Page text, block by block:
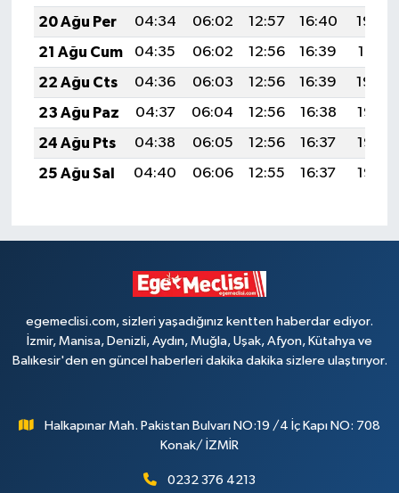
20 Ağu Per
04:34 06:02 12:57 16:40
19:42
21 Ağu Cum
04:35 06:02 12:56 16:39
19:41
22 Ağu Cts
04:36 06:03 12:56 16:39
19:39
23 Ağu Paz
04:37 06:04 12:56 16:38
19:38
24 Ağu Pts
04:38 06:05 12:56 16:37
19:37
25 Ağu Sal
04:40 06:06 12:55 16:37 19:35
egemeclisi.com, sizleri yaşadığınız kentten haberdar ediyor.
İzmir, Manisa, Denizli, Aydın, Muğla, Uşak, Afyon, Kütahya ve
Balıkesir'den en güncel haberleri dakika dakika sizlere ulaştırıyor.
Halkapınar Mah. Pakistan Bulvarı NO:19 /4 İç Kapı NO: 708
Konak/ İZMİR
0232 376 4213